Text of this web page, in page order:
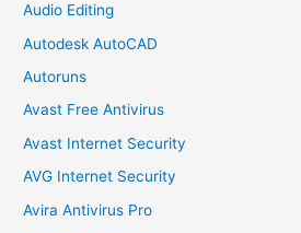
Audio Editing
Autodesk AutoCAD
Autoruns
Avast Free Antivirus
Avast Internet Security
AVG Internet Security
Avira Antivirus Pro